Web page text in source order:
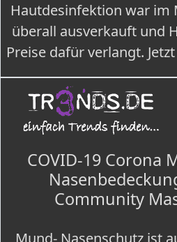
Hautdesinfektion war im
überall ausverkauft und
Preise dafür verlangt.
COVID-19 Corona
Community
Mund- Nasenschutz ist